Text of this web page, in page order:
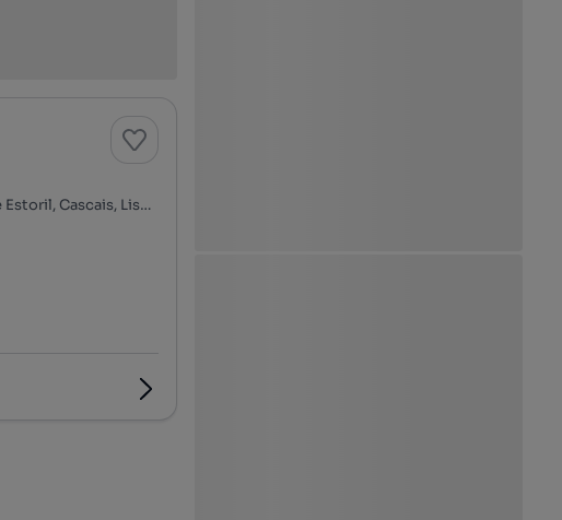
Rua Sacadura Cabral, São Pedro do Estoril, Cascais e Estoril, Cascais, Lisboa